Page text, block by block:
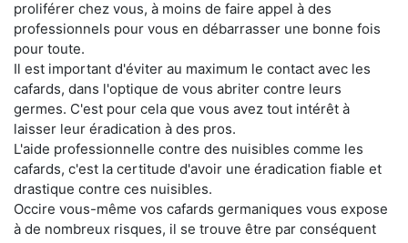
proliférer chez vous, à moins de faire appel à des
professionnels pour vous en débarrasser une bonne fois
pour toute.
Il est important d'éviter au maximum le contact avec les
cafards, dans l'optique de vous abriter contre leurs
germes. C'est pour cela que vous avez tout intérêt à
laisser leur éradication à des pros.
L'aide professionnelle contre des nuisibles comme les
cafards, c'est la certitude d'avoir une éradication fiable et
drastique contre ces nuisibles.
Occire vous-même vos cafards germaniques vous expose
à de nombreux risques, il se trouve être par conséquent